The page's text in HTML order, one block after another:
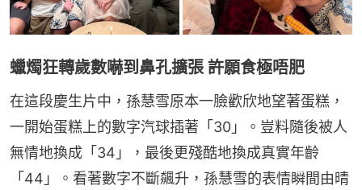
蠟燭狂轉歲數嚇到鼻孔擴張 許願食極唔肥
在這段慶生片中，孫慧雪原本一臉歡欣地望著蛋糕，
一開始蛋糕上的數字汽球插著「30」。豈料隨後被人
無情地換成「34」，最後更殘酷地換成真實年齡
「44」。看著數字不斷飆升，孫慧雪的表情瞬間由晴